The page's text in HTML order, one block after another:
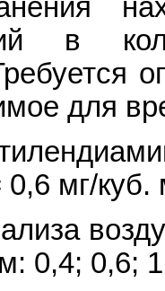
в
для
мг/куб.
0,4; 0,6;